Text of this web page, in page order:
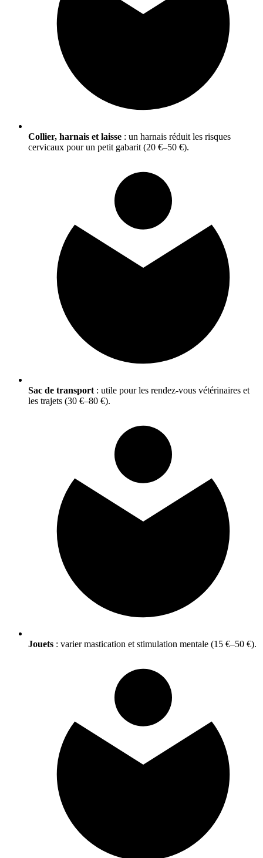
Collier, harnais et laisse : un harnais réduit les risques
cervicaux pour un petit gabarit (20 €–50 €).
Sac de transport : utile pour les rendez‑vous vétérinaires et
les trajets (30 €–80 €).
Jouets : varier mastication et stimulation mentale (15 €–50 €).